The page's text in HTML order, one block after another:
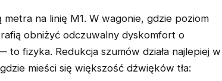
na linię M1. W wagonie, gdzie poziom
obniżyć odczuwalny dyskomfort o
fizyka. Redukcja szumów działa najlepiej w
mieści się większość dźwięków tła: